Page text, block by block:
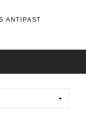
ANTIPAST